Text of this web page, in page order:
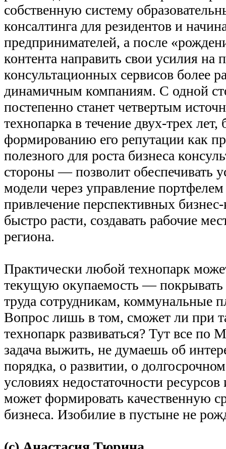
собственную систему
консалтинга для резидентов и
предпринимателей, а после
контента направить свои усилия на
консультационных сервисов более
динамичным компаниям. С одной
постепенно станет четвертым
технопарка в течение двух-трех лет,
формированию его репутации как
полезного для роста бизнеса
стороны — позволит обеспечивать
модели через управление портфелем
привлечение перспективных
быстро расти, создавать рабочие
региона.
Практически любой технопарк
текущую окупаемость — покрывать
труда сотрудникам, коммунальные
Вопрос лишь в том, сможет ли при
технопарк развиваться? Тут все по
задача выжить, не думаешь об
порядка, о развитии, о
условиях недостаточности
может формировать качественную
бизнеса. Изобилие в пустыне не